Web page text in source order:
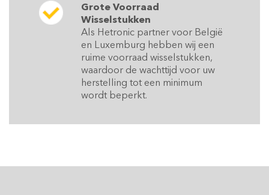
Grote Voorraad
Wisselstukken
Als Hetronic partner voor België
en Luxemburg hebben wij een
ruime voorraad wisselstukken,
waardoor de wachttijd voor uw
herstelling tot een minimum
wordt beperkt.